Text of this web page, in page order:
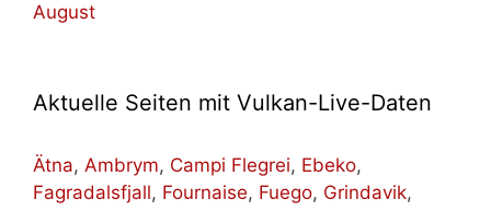
August
Aktuelle Seiten mit Vulkan-Live-Daten
Ätna, Ambrym, Campi Flegrei, Ebeko,
Fagradalsfjall, Fournaise, Fuego, Grindavik,